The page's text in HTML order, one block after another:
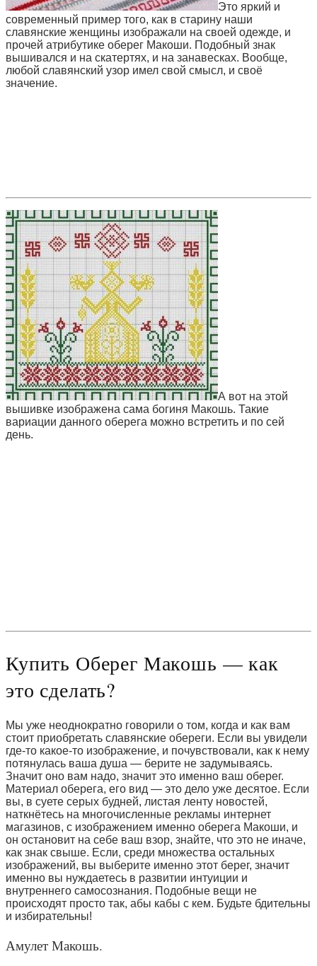
Это яркий и
современный пример того, как в старину наши
славянские женщины изображали на своей одежде, и
прочей атрибутике оберег Макоши. Подобный знак
вышивался и на скатертях, и на занавесках. Вообще,
любой славянский узор имел свой смысл, и своё
значение.
А вот на этой
вышивке изображена сама богиня Макошь. Такие
вариации данного оберега можно встретить и по сей
день.
Купить Оберег Макошь — как
это сделать?
Мы уже неоднократно говорили о том, когда и как вам
стоит приобретать славянские обереги. Если вы увидели
где-то какое-то изображение, и почувствовали, как к нему
потянулась ваша душа — берите не задумываясь.
Значит оно вам надо, значит это именно ваш оберег.
Материал оберега, его вид — это дело уже десятое. Если
вы, в суете серых будней, листая ленту новостей,
наткнётесь на многочисленные рекламы интернет
магазинов, с изображением именно оберега Макоши, и
он остановит на себе ваш взор, знайте, что это не иначе,
как знак свыше. Если, среди множества остальных
изображений, вы выберите именно этот берег, значит
именно вы нуждаетесь в развитии интуиции и
внутреннего самосознания. Подобные вещи не
происходят просто так, абы кабы с кем. Будьте бдительны
и избирательны!
Амулет Макошь.